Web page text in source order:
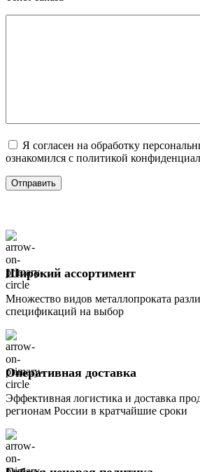
Я согласен на обработку
ознакомился с политикой
Широкий ассортимент
Множество видов металлопроката
спецификаций на выбор
Оперативная доставка
Эффективная логистика и доставка
регионам России в кратчайшие сроки